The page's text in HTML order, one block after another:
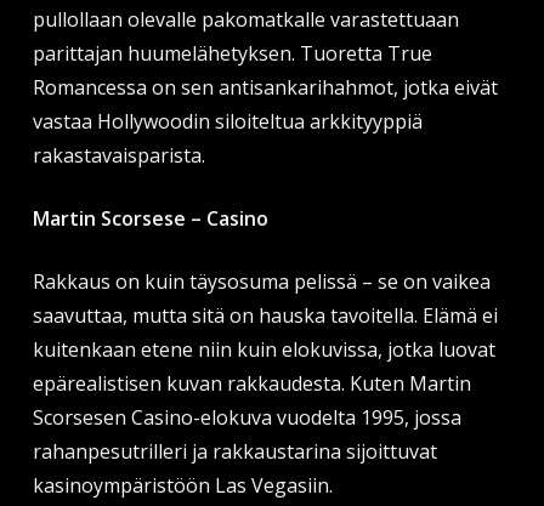
pullollaan olevalle pakomatkalle varastettuaan
parittajan huumelähetyksen. Tuoretta True
Romancessa on sen antisankarihahmot, jotka eivät
vastaa Hollywoodin siloiteltua arkkityyppiä
rakastavaisparista.
Martin Scorsese – Casino
Rakkaus on kuin täysosuma pelissä – se on vaikea
saavuttaa, mutta sitä on hauska tavoitella. Elämä ei
kuitenkaan etene niin kuin elokuvissa, jotka luovat
epärealistisen kuvan rakkaudesta. Kuten Martin
Scorsesen Casino-elokuva vuodelta 1995, jossa
rahanpesutrilleri ja rakkaustarina sijoittuvat
kasinoympäristöön Las Vegasiin.